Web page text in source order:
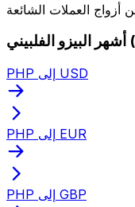
PHP إلى USD
PHP إلى EUR
PHP إلى GBP